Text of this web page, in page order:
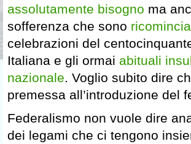
assolutamente bisogno ma
sofferenza che sono
celebrazioni del
Italiana e gli ormai abituali
nazionale. Voglio subito dire
premessa all’introduzione del
Federalismo non vuole dire
dei legami che ci tengono